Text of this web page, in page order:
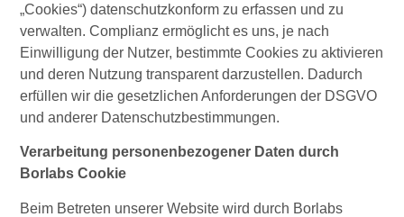
„Cookies“) datenschutzkonform zu erfassen und zu
verwalten. Complianz ermöglicht es uns, je nach
Einwilligung der Nutzer, bestimmte Cookies zu aktivieren
und deren Nutzung transparent darzustellen. Dadurch
erfüllen wir die gesetzlichen Anforderungen der DSGVO
und anderer Datenschutzbestimmungen.
Verarbeitung personenbezogener Daten durch
Borlabs Cookie
Beim Betreten unserer Website wird durch Borlabs